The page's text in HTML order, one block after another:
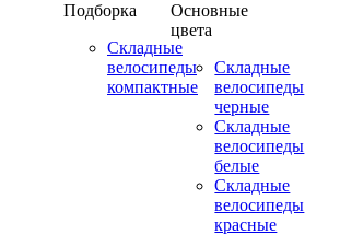
Подборка
Складные
велосипеды
компактные
Основные
цвета
Складные
велосипеды
черные
Складные
велосипеды
белые
Складные
велосипеды
красные